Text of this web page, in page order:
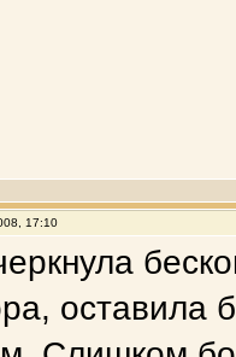
17:10
оставила